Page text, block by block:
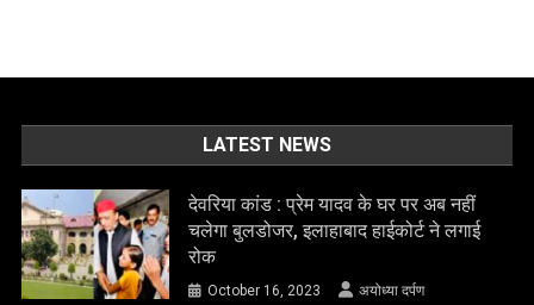
LATEST NEWS
देवरिया कांड : प्रेम यादव के घर पर अब नहीं
चलेगा बुलडोजर, इलाहाबाद हाईकोर्ट ने लगाई
रोक
October 16, 2023 अयोध्या दर्पण